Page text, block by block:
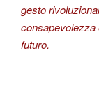
gesto
consapevolezza
futuro.